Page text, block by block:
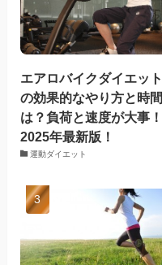
エアロバイクダイエット
の効果的なやり方と時間
は？負荷と速度が大事！
2025年最新版！
運動ダイエット